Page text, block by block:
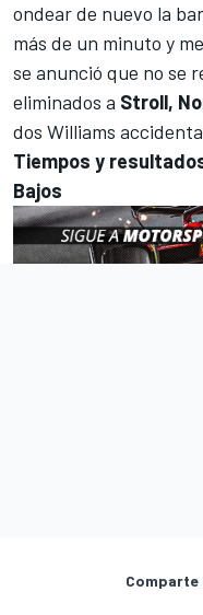
ondear de nuevo la
más de un minuto y
se anunció que no se
eliminados a Stroll,
dos Williams
Tiempos y
Bajos